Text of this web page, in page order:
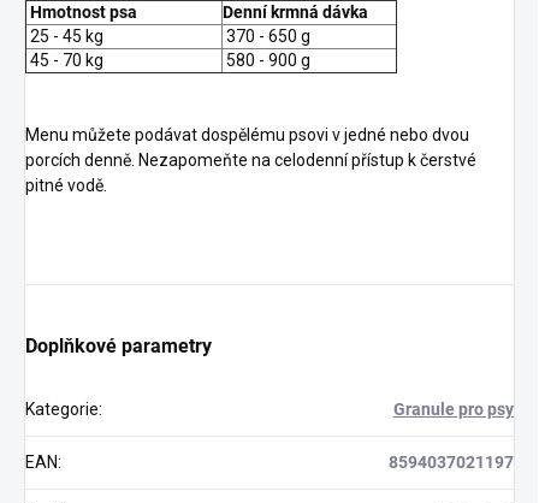
Hmotnost psa
Denní krmná dávka
25 - 45 kg
370 - 650 g
45 - 70 kg
580 - 900 g
Menu můžete podávat dospělému psovi v jedné nebo dvou
porcích denně. Nezapomeňte na celodenní přístup k čerstvé
pitné vodě.
Doplňkové parametry
Kategorie: Granule pro psy
EAN: 8594037021197